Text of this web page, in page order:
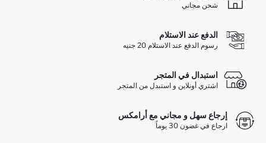
شحن مجاني
الدفع عند الاستلام
رسوم الدفع عند الاستلام 20 جنيه
استبدال في المتجر
اشتري أونلاين و استبدل من المتجر
إرجاع سهل و مجاني مع أرامكس
ارجاع في غضون 30 يوماً